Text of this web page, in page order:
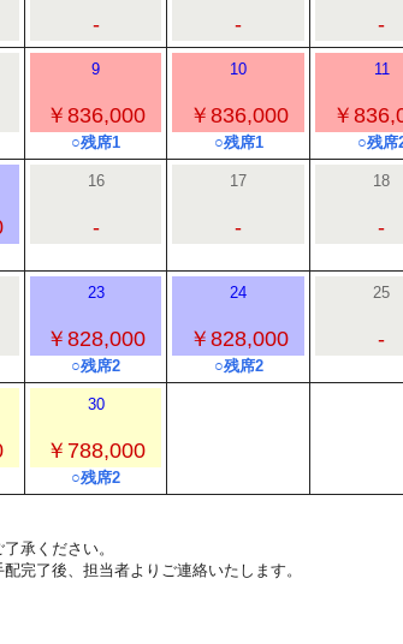
- - -
9
￥836,000
○残席1
10
￥836,000
○残席1
11
￥
○残席
16
-
17
-
18
-
23
￥828,000
○残席2
24
￥828,000
○残席2
25
-
30
￥788,000
○残席2
承ください。
完了後、担当者よりご連絡いたします。